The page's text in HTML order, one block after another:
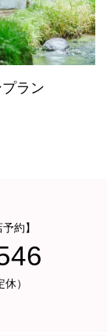
ラン
約】
）